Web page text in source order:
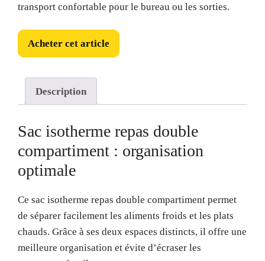
transport confortable pour le bureau ou les sorties.
Acheter cet article
Description
Sac isotherme repas double
compartiment : organisation
optimale
Ce sac isotherme repas double compartiment permet
de séparer facilement les aliments froids et les plats
chauds. Grâce à ses deux espaces distincts, il offre une
meilleure organisation et évite d’écraser les